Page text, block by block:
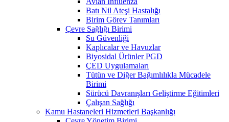
Batı Nil Ateşi Hastalığı
Birim Görev Tanımları
Çevre Sağlığı Birimi
Su Güvenliği
Kaplıcalar ve Havuzlar
Biyosidal Ürünler PGD
ÇED Uygulamaları
Tütün ve Diğer Bağımlılıkla Mücadele
Birimi
Sürücü Davranışları Geliştirme Eğitimleri
Çalışan Sağlığı
Kamu Hastaneleri Hizmetleri Başkanlığı